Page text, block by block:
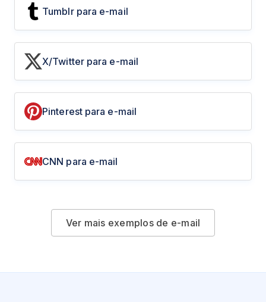
Tumblr para e-mail
X/Twitter para e-mail
Pinterest para e-mail
CNN para e-mail
Ver mais exemplos de e-mail